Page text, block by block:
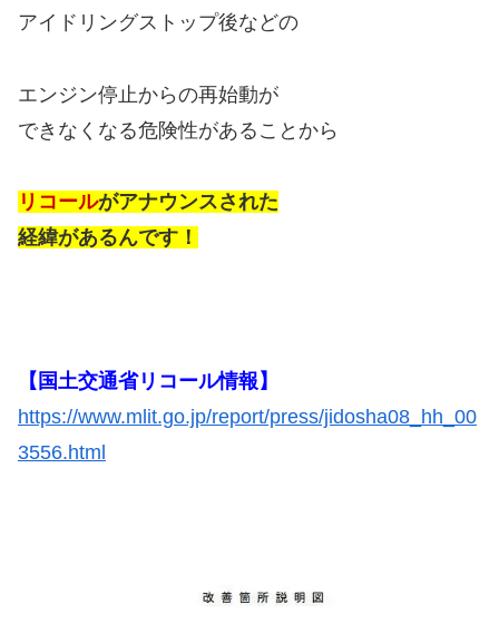
アイドリングストップ後などの
エンジン停止からの再始動が
できなくなる危険性があることから
リコールがアナウンスされた
経緯があるんです！
【国土交通省リコール情報】
https://www.mlit.go.jp/report/press/jidosha08_hh_00
3556.html